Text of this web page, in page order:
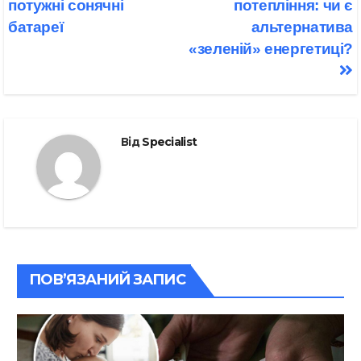
потепління: чи є
альтернатива
«зеленій» енергетиці?
потужні сонячні
батареї
ВідSpecialist
ПОВ’ЯЗАНИЙ ЗАПИС